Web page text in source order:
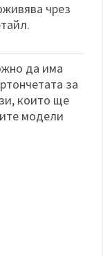
чрез
да има
за
които ще
модели